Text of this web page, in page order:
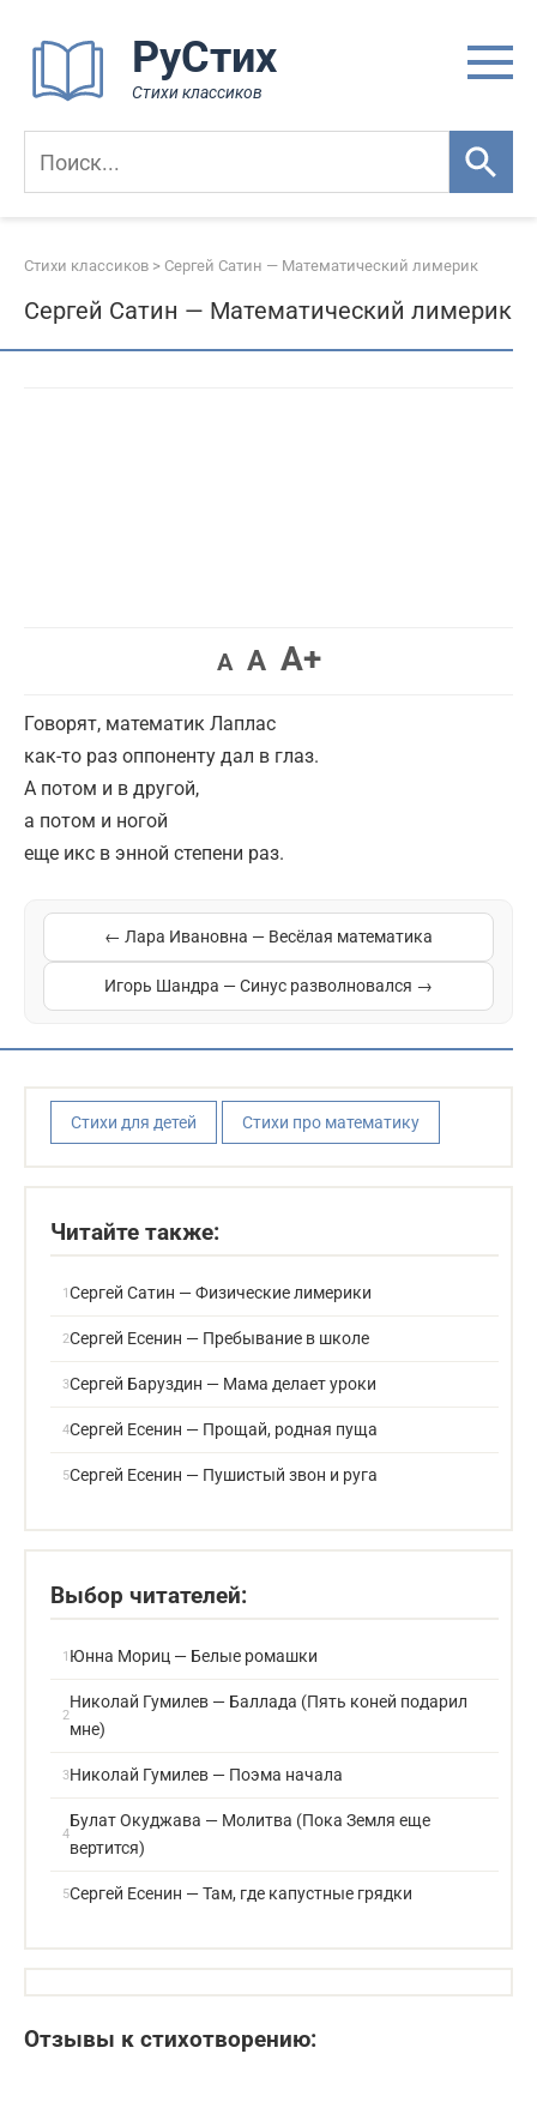
контенту
РуСтих
Стихи классиков
Стихи классиков > Сергей Сатин — Математический лимерик
Сергей Сатин — Математический лимерик
A A A+
Говорят, математик Лаплас
как-то раз оппоненту дал в глаз.
А потом и в другой,
а потом и ногой
еще икс в энной степени раз.
← Лара Ивановна — Весёлая математика
Игорь Шандра — Синус разволновался →
Стихи для детей Стихи про математику
Читайте также:
Сергей Сатин — Физические лимерики
Сергей Есенин — Пребывание в школе
Сергей Баруздин — Мама делает уроки
Сергей Есенин — Прощай, родная пуща
Сергей Есенин — Пушистый звон и руга
Выбор читателей:
Юнна Мориц — Белые ромашки
Николай Гумилев — Баллада (Пять коней подарил
мне)
Николай Гумилев — Поэма начала
Булат Окуджава — Молитва (Пока Земля еще
вертится)
Сергей Есенин — Там, где капустные грядки
Отзывы к стихотворению: